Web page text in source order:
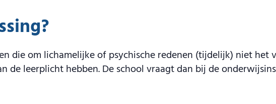
die om lichamelijke of psychische redenen (tijdelijk) niet het
de leerplicht hebben. De school vraagt dan bij de